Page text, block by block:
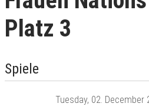
Platz 3
Spiele
Tuesday, 02. December